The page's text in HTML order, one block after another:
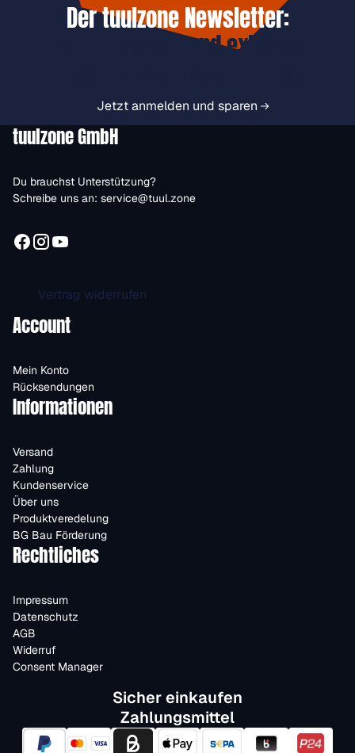
Der tuulzone Newsletter:
Jetzt anmelden und exklusive
Jetzt anmelden und sparen
tuulzone GmbH
Du brauchst Unterstützung?
Schreibe uns an: service@tuul.zone
Vertrag widerrufen
Account
Mein Konto
Rücksendungen
Informationen
Versand
Zahlung
Kundenservice
Über uns
Produktveredelung
BG Bau Förderung
Rechtliches
Impressum
Datenschutz
AGB
Widerruf
Consent Manager
Sicher einkaufen
Zahlungsmittel